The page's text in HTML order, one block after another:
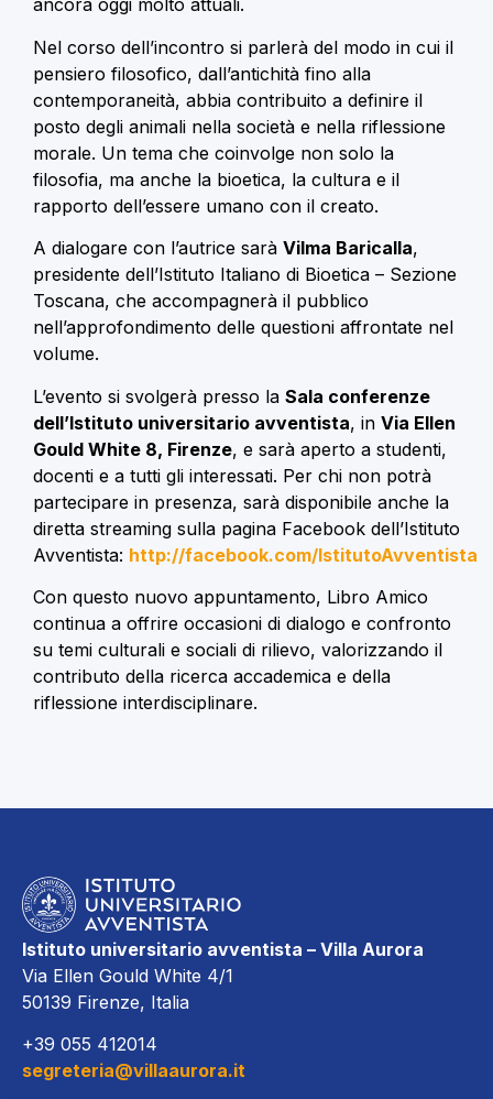
ancora oggi molto attuali.
Nel corso dell’incontro si parlerà del modo in cui il
pensiero filosofico, dall’antichità fino alla
contemporaneità, abbia contribuito a definire il
posto degli animali nella società e nella riflessione
morale. Un tema che coinvolge non solo la
filosofia, ma anche la bioetica, la cultura e il
rapporto dell’essere umano con il creato.
A dialogare con l’autrice sarà Vilma Baricalla,
presidente dell’Istituto Italiano di Bioetica – Sezione
Toscana, che accompagnerà il pubblico
nell’approfondimento delle questioni affrontate nel
volume.
L’evento si svolgerà presso la Sala conferenze
dell’Istituto universitario avventista, in Via Ellen
Gould White 8, Firenze, e sarà aperto a studenti,
docenti e a tutti gli interessati. Per chi non potrà
partecipare in presenza, sarà disponibile anche la
diretta streaming sulla pagina Facebook dell’Istituto
Avventista: http://facebook.com/IstitutoAvventista
Con questo nuovo appuntamento, Libro Amico
continua a offrire occasioni di dialogo e confronto
su temi culturali e sociali di rilievo, valorizzando il
contributo della ricerca accademica e della
riflessione interdisciplinare.
Istituto universitario avventista – Villa Aurora
Via Ellen Gould White 4/1
50139 Firenze, Italia
+39 055 412014
segreteria@villaaurora.it